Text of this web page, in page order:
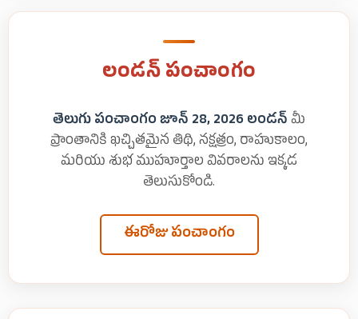
లండన్ పంచాంగం
తెలుగు పంచాంగం జూన్ 28, 2026 లండన్ మీ
ప్రాంతానికి ఖచ్చితమైన తిథి, నక్షత్రం, రాహుకాలం,
మరియు శుభ ముహూర్తాల వివరాలను ఇక్కడ
తెలుసుకోండి.
ఈరోజు పంచాంగం